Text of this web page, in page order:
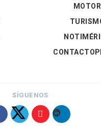
MOTOR
SÍGUENOS